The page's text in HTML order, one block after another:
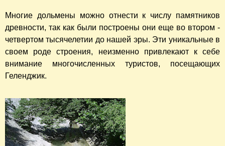
Многие дольмены можно отнести к числу памятников
древности, так как были построены они еще во втором -
четвертом тысячелетии до нашей эры. Эти уникальные в
своем роде строения, неизменно привлекают к себе
внимание многочисленных туристов, посещающих
Геленджик.